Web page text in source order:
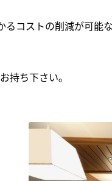
コストの削減が可能
持ち下さい｡